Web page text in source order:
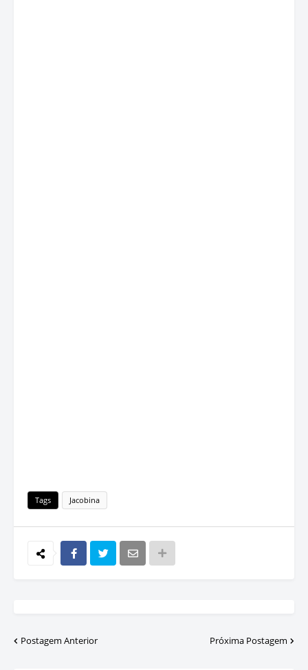
Tags Jacobina
Postagem Anterior Próxima Postagem